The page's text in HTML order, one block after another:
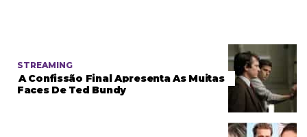
STREAMING
A Confissão Final Apresenta As Muitas
Faces De Ted Bundy